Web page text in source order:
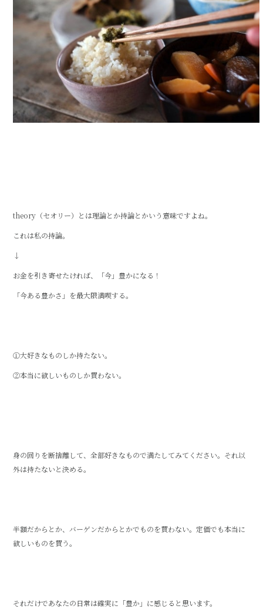
theory（セオリー）とは理論とか持論とかいう意味ですよね。
これは私の持論。
↓
お金を引き寄せたければ、「今」豊かになる！
「今ある豊かさ」を最大限満喫する。
①大好きなものしか持たない。
②本当に欲しいものしか買わない。
身の回りを断捨離して、全部好きなもので満たしてみてください。それ以
外は持たないと決める。
半額だからとか、バーゲンだからとかでものを買わない。定価でも本当に
欲しいものを買う。
それだけであなたの日常は確実に「豊か」に感じると思います。